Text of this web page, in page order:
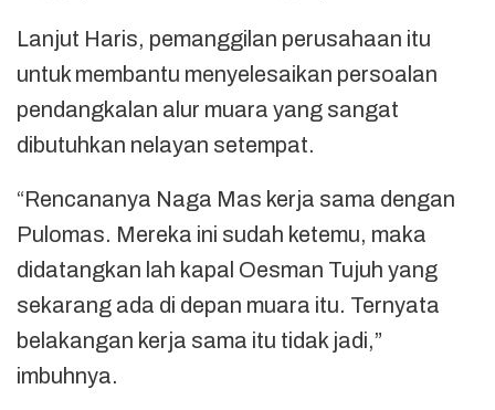
Lanjut Haris, pemanggilan perusahaan itu
untuk membantu menyelesaikan persoalan
pendangkalan alur muara yang sangat
dibutuhkan nelayan setempat.
“Rencananya Naga Mas kerja sama dengan
Pulomas. Mereka ini sudah ketemu, maka
didatangkan lah kapal Oesman Tujuh yang
sekarang ada di depan muara itu. Ternyata
belakangan kerja sama itu tidak jadi,”
imbuhnya.